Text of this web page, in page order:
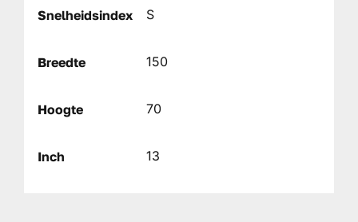
Snelheidsindex S
Breedte 150
Hoogte 70
Inch 13